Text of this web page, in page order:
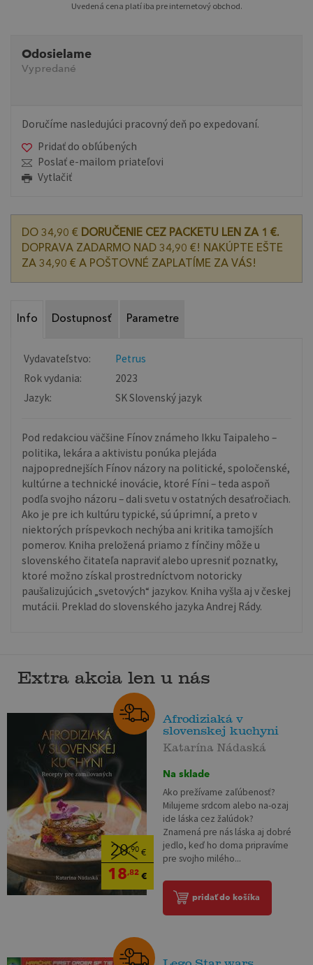
Uvedená cena platí iba pre internetový obchod.
Odosielame
Vypredané
Doručíme nasledujúci pracovný deň po expedovaní.
Pridať do obľúbených
Poslať e-mailom priateľovi
Vytlačiť
DO 34,90 € DORUČENIE CEZ PACKETU LEN ZA 1 €.
DOPRAVA ZADARMO NAD 34,90 €! NAKÚPTE EŠTE
ZA 34,90 € A POŠTOVNÉ ZAPLATÍME ZA VÁS!
Info Dostupnosť Parametre
Vydavateľstvo:
Petrus
Rok vydania:
2023
Jazyk:
SK Slovenský jazyk
Pod redakciou väčšine Fínov známeho Ikku Taipaleho –
politika, lekára a aktivistu ponúka plejáda
najpoprednejších Fínov názory na politické, spoločenské,
kultúrne a technické inovácie, ktoré Fíni – teda aspoň
podľa svojho názoru – dali svetu v ostatných desaťročiach.
Ako je pre ich kultúru typické, sú úprimní, a preto v
niektorých príspevkoch nechýba ani kritika tamojších
pomerov. Kniha preložená priamo z fínčiny môže u
slovenského čitateľa napraviť alebo upresniť poznatky,
ktoré možno získal prostredníctvom notoricky
paušalizujúcich „svetových“ jazykov. Kniha vyšla aj v českej
mutácii. Preklad do slovenského jazyka Andrej Rády.
Extra akcia len u nás
20,90€
18,82€
Afrodiziaká v
slovenskej kuchyni
Katarína Nádaská
Na sklade
Ako prežívame zaľúbenosť?
Milujeme srdcom alebo na-ozaj
ide láska cez žalúdok?
Znamená pre nás láska aj dobré
jedlo, keď ho doma pripravíme
pre svojho milého...
pridať do košíka